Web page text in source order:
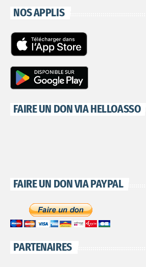
NOS APPLIS
FAIRE UN DON VIA HELLOASSO
FAIRE UN DON VIA PAYPAL
PARTENAIRES